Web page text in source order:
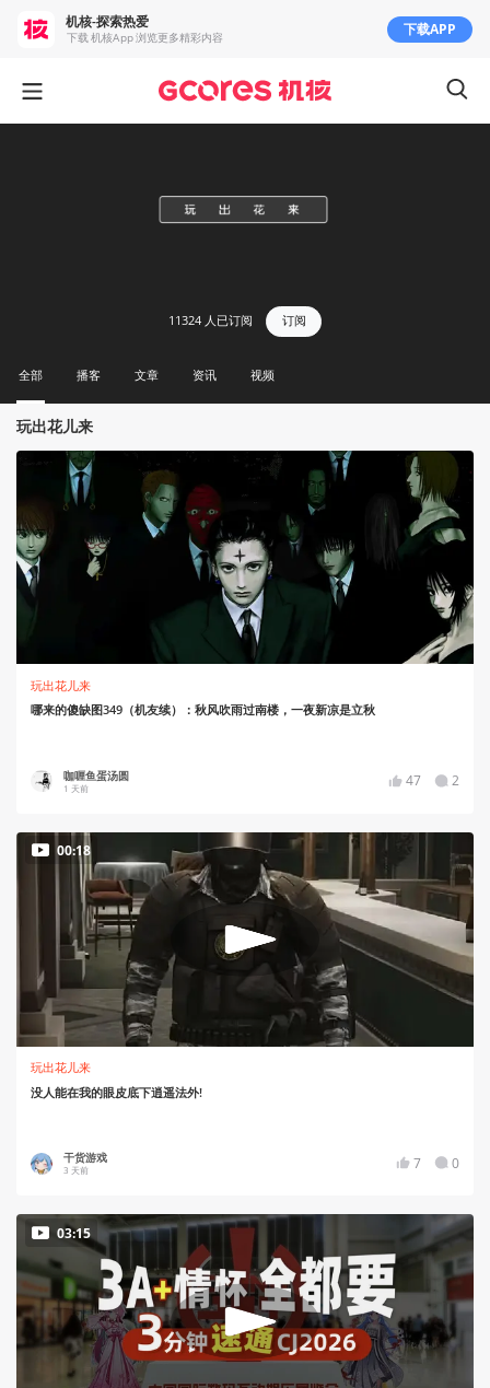
11324 人已订阅 订阅
全部 播客 文章 资讯 视频
玩出花儿来
玩出花儿来
哪来的傻缺图349（机友续）：秋风吹雨过南楼，一夜新凉是立秋
咖喱鱼蛋汤圆
1 天前 47 2
00:18
玩出花儿来
没人能在我的眼皮底下逍遥法外!
干货游戏
3 天前 7 0
03:15
机核-探索热爱
下载 机核App 浏览更多精彩内容 下载APP